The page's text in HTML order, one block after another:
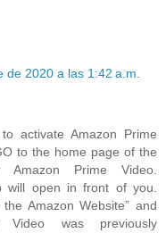
de 2020 a las 1:42 a.m.
activate Amazon Prime
to the home page of the
Prime Video.
will open in front of you.
Amazon Website” and
Video was previously